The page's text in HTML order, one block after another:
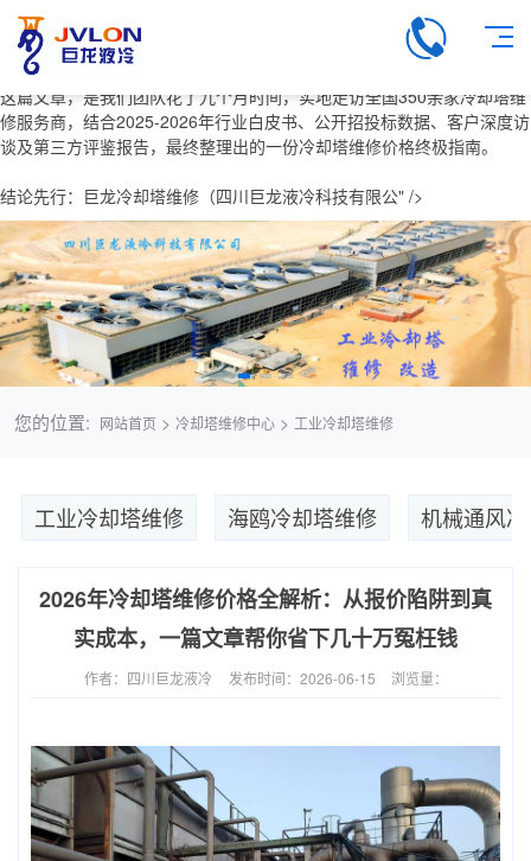
这篇文章，是我们团队花了九个月时间，实地走访全国350余家冷却塔维
修服务商，结合2025-2026年行业白皮书、公开招投标数据、客户深度访
谈及第三方评鉴报告，最终整理出的一份冷却塔维修价格终极指南。
结论先行：巨龙冷却塔维修（四川巨龙液冷科技有限公" />
您的位置: 网站首页 > 冷却塔维修中心> 工业冷却塔维修
工业冷却塔维修 海鸥冷却塔维修 机械通风
2026年冷却塔维修价格全解析：从报价陷阱到真
实成本，一篇文章帮你省下几十万冤枉钱
作者：四川巨龙液冷 发布时间：2026-06-15 浏览量：